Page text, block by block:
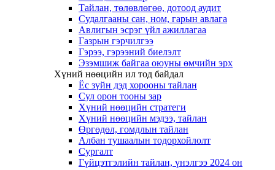
Тайлан, төлөвлөгөө, дотоод аудит
Судалгааны сан, ном, гарын авлага
Авлигын эсрэг үйл ажиллагаа
Газрын гэрчилгээ
Гэрээ, гэрээний биелэлт
Эзэмшиж байгаа оюуны өмчийн эрх
Хүний нөөцийн ил тод байдал
Ёс зүйн дэд хорооны тайлан
Сул орон тооны зар
Хүний нөөцийн стратеги
Хүний нөөцийн мэдээ, тайлан
Өргөдөл, гомдлын тайлан
Албан тушаалын тодорхойлолт
Сургалт
Гүйцэтгэлийн тайлан, үнэлгээ 2024 он